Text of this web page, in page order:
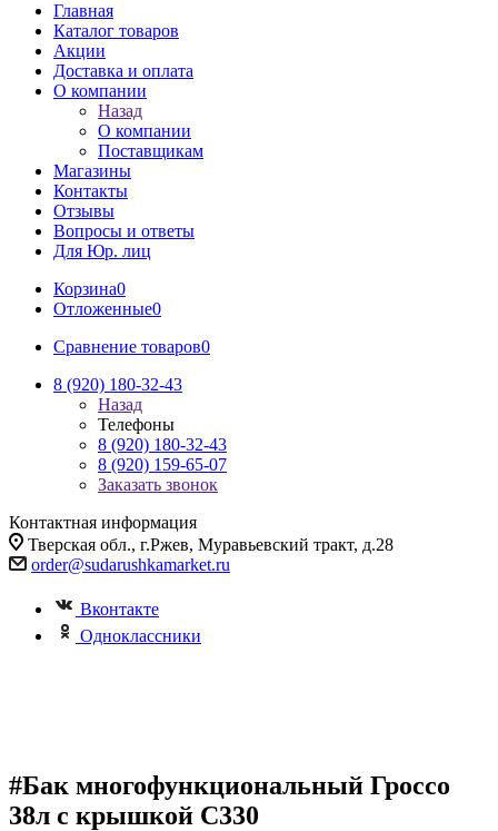
Главная
Каталог товаров
Акции
Доставка и оплата
О компании
Назад
О компании
Поставщикам
Магазины
Контакты
Отзывы
Вопросы и ответы
Для Юр. лиц
Корзина0
Отложенные0
Сравнение товаров0
8 (920) 180-32-43
Назад
Телефоны
8 (920) 180-32-43
8 (920) 159-65-07
Заказать звонок
Контактная информация
Тверская обл., г.Ржев, Муравьевский тракт, д.28
order@sudarushkamarket.ru
Вконтакте
Одноклассники
#Бак многофункциональный Гроссо
38л с крышкой С330